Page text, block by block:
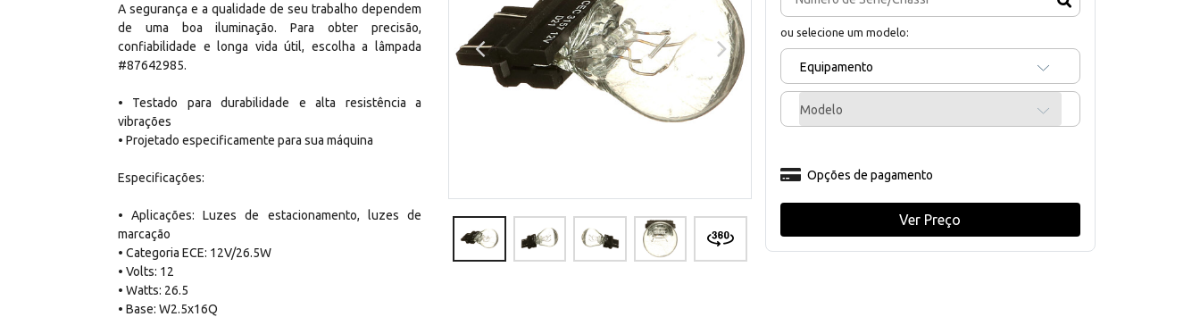
A segurança e a qualidade de seu trabalho dependem
de uma boa iluminação. Para obter precisão,
confiabilidade e longa vida útil, escolha a lâmpada
#87642985.
• Testado para durabilidade e alta resistência a
vibrações
• Projetado especificamente para sua máquina
Especificações:
• Aplicações: Luzes de estacionamento, luzes de
marcação
• Categoria ECE: 12V/26.5W
• Volts: 12
• Watts: 26.5
• Base: W2.5x16Q
ou selecione um modelo:
Equipamento
Modelo
Opções de pagamento
Ver Preço